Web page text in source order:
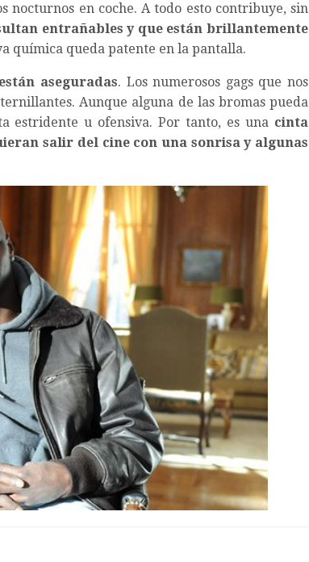
nocturnos en coche. A todo esto contribuye, sin
entrañables y que están brillantemente
química queda patente en la pantalla.
aseguradas. Los numerosos gags que nos
Aunque alguna de las bromas pueda
estridente u ofensiva. Por tanto, es una cinta
salir del cine con una sonrisa y algunas